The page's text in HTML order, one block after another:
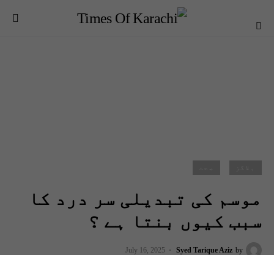
موسم کی تبدیلی سر درد کا
سبب کیوں بنتا ہے ؟
by
Syed Tarique Aziz
July 16, 2025